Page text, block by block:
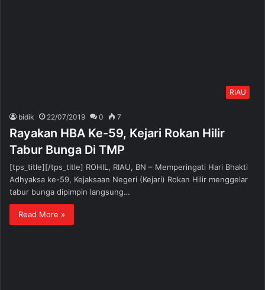
RIAU
bidik 22/07/2019 0 7
Rayakan HBA Ke-59, Kejari Rokan Hilir
Tabur Bunga Di TMP
[tps_title][/tps_title] ROHIL, RIAU, BN – Memperingati Hari Bhakti
Adhyaksa ke-59, Kejaksaan Negeri (Kejari) Rokan Hilir menggelar
tabur bunga dipimpin langsung…
Read More »